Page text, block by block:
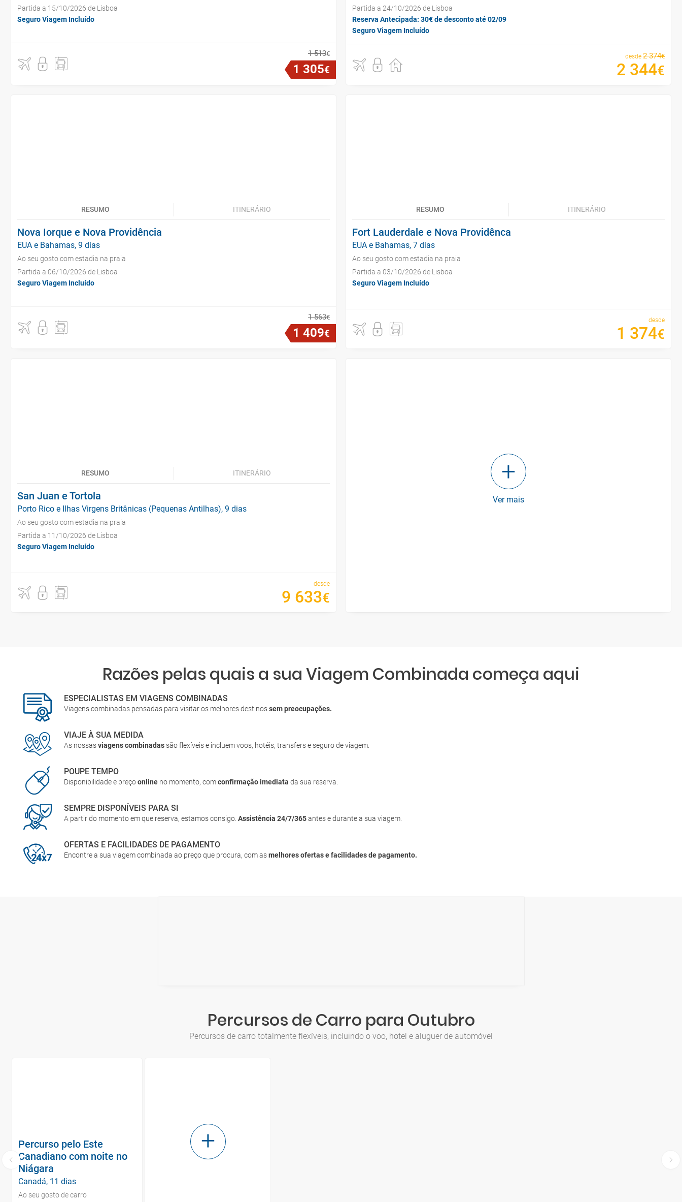
Partida a 15/10/2026 de Lisboa
Seguro Viagem Incluído
1 513€
1 305€
Partida a 24/10/2026 de Lisboa
Reserva Antecipada: 30€ de desconto até 02/09
Seguro Viagem Incluído
desde 2 374€
2 344€
RESUMO ITINERÁRIO
Nova Iorque e Nova Providência
EUA e Bahamas, 9 dias
Ao seu gosto com estadia na praia
Partida a 06/10/2026 de Lisboa
Seguro Viagem Incluído
1 563€
1 409€
RESUMO ITINERÁRIO
Fort Lauderdale e Nova Providênca
EUA e Bahamas, 7 dias
Ao seu gosto com estadia na praia
Partida a 03/10/2026 de Lisboa
Seguro Viagem Incluído
desde
1 374€
RESUMO ITINERÁRIO
San Juan e Tortola
Porto Rico e Ilhas Virgens Britânicas (Pequenas Antilhas), 9 dias
Ao seu gosto com estadia na praia
Partida a 11/10/2026 de Lisboa
Seguro Viagem Incluído
desde
9 633€
Ver mais
Razões pelas quais a sua Viagem Combinada começa aqui
ESPECIALISTAS EM VIAGENS COMBINADAS
Viagens combinadas pensadas para visitar os melhores destinossem preocupações.
VIAJE À SUA MEDIDA
As nossasviagens combinadas são flexíveis e incluem voos, hotéis, transfers e seguro de viagem.
POUPE TEMPO
Disponibilidade e preçoonline no momento, comconfirmação imediata da sua reserva.
SEMPRE DISPONÍVEIS PARA SI
A partir do momento em que reserva, estamos consigo.Assistência 24/7/365antes e durante a sua viagem.
OFERTAS E FACILIDADES DE PAGAMENTO
Encontre a sua viagem combinada ao preço que procura, com asmelhores ofertas e facilidades de pagamento.
Percursos de Carro para Outubro
Percursos de carro totalmente flexíveis, incluindo o voo, hotel e aluguer de automóvel
Percurso pelo Este
Canadiano com noite no
Niágara
Canadá, 11 dias
Ao seu gosto de carro